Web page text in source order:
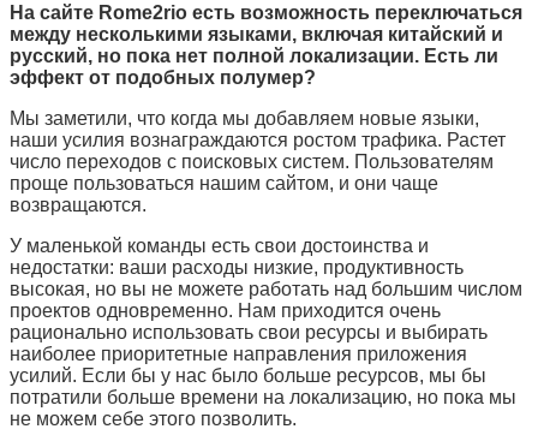
На сайте Rome2rio есть возможность переключаться
между несколькими языками, включая китайский и
русский, но пока нет полной локализации. Есть ли
эффект от подобных полумер?
Мы заметили, что когда мы добавляем новые языки,
наши усилия вознаграждаются ростом трафика. Растет
число переходов с поисковых систем. Пользователям
проще пользоваться нашим сайтом, и они чаще
возвращаются.
У маленькой команды есть свои достоинства и
недостатки: ваши расходы низкие, продуктивность
высокая, но вы не можете работать над большим числом
проектов одновременно. Нам приходится очень
рационально использовать свои ресурсы и выбирать
наиболее приоритетные направления приложения
усилий. Если бы у нас было больше ресурсов, мы бы
потратили больше времени на локализацию, но пока мы
не можем себе этого позволить.